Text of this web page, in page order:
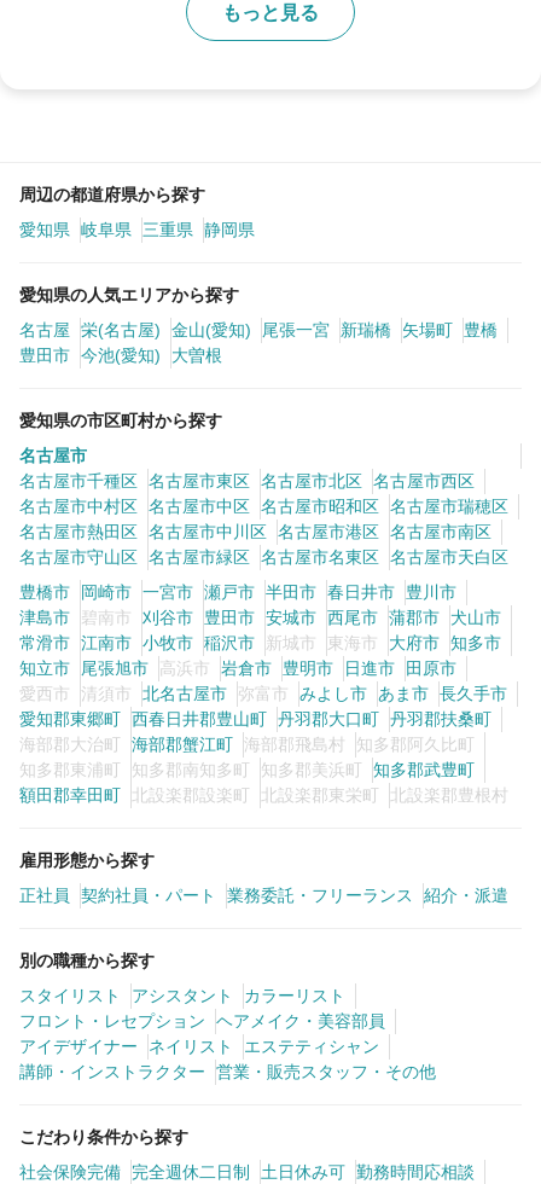
もっと見る
周辺の都道府県から探す
愛知県 岐阜県 三重県 静岡県
愛知県の人気エリアから探す
名古屋
栄(名古屋) 金山(愛知) 尾張一宮 新瑞橋 矢場町
豊橋
豊田市 今池(愛知) 大曽根
愛知県の市区町村から探す
名古屋市
名古屋市千種区 名古屋市東区 名古屋市北区 名古屋市西区
名古屋市中村区 名古屋市中区 名古屋市昭和区 名古屋市瑞穂区
名古屋市熱田区 名古屋市中川区 名古屋市港区 名古屋市南区
名古屋市守山区 名古屋市緑区 名古屋市名東区 名古屋市天白区
豊橋市
岡崎市 一宮市 瀬戸市 半田市 春日井市
豊川市
津島市
碧南市 刈谷市 豊田市 安城市 西尾市 蒲郡市 犬山市
常滑市 江南市 小牧市 稲沢市 新城市 東海市 大府市 知多市
知立市
尾張旭市 高浜市 岩倉市 豊明市 日進市
田原市
愛西市
清須市 北名古屋市 弥富市 みよし市 あま市 長久手市
愛知郡東郷町 西春日井郡豊山町 丹羽郡大口町 丹羽郡扶桑町
海部郡大治町
海部郡蟹江町 海部郡飛島村
知多郡阿久比町
知多郡東浦町
知多郡南知多町 知多郡美浜町
知多郡武豊町
額田郡幸田町
北設楽郡設楽町 北設楽郡東栄町 北設楽郡豊根村
雇用形態から探す
正社員
契約社員・パート 業務委託・フリーランス 紹介・派遣
別の職種から探す
スタイリスト
アシスタント
カラーリスト
フロント・レセプション
ヘアメイク・美容部員
アイデザイナー
ネイリスト
エステティシャン
講師・インストラクター
営業・販売スタッフ・その他
こだわり条件から探す
社会保険完備
完全週休二日制 土日休み可 勤務時間応相談